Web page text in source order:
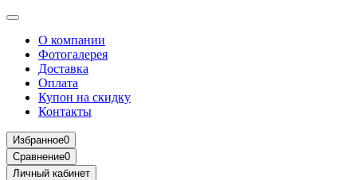
О компании
Фотогалерея
Доставка
Оплата
Купон на скидку
Контакты
Избранное0
Сравнение0
Личный кабинет